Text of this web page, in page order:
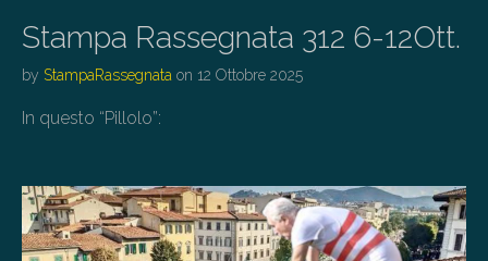
Stampa Rassegnata 312 6-12Ott.
by StampaRassegnata on 12 Ottobre 2025
In questo “Pillolo”: